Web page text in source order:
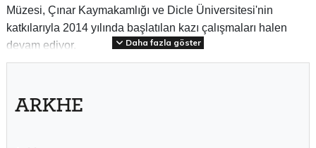
Müzesi, Çınar Kaymakamlığı ve Dicle Üniversitesi'nin
katkılarıyla 2014 yılında başlatılan kazı çalışmaları halen
devam ediyor.
uzunluğunda sur kalıntıları, 21 metre yüksekliğinde
Daha fazla göster